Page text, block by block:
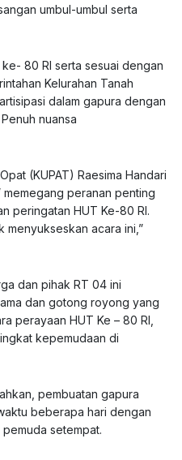
umbul-umbul serta
80 RI serta sesuai dengan
Kelurahan Tanah
dalam gapura dengan
nuansa
(KUPAT) Raesima Handari
memegang peranan penting
peringatan HUT Ke-80 RI.
menyukseskan acara ini,”
dan pihak RT 04 ini
dan gotong royong yang
perayaan HUT Ke – 80 RI,
kepemudaan di
pembuatan gapura
beberapa hari dengan
setempat.